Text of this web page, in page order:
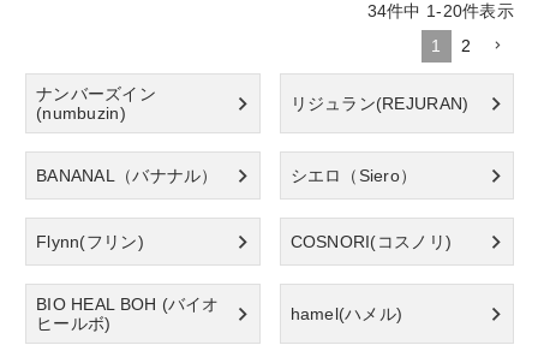
34件中 1-20件表示
1
2
ナンバーズイン
(numbuzin)
リジュラン(REJURAN)
BANANAL（バナナル） シエロ（Siero）
Flynn(フリン) COSNORI(コスノリ)
BIO HEAL BOH (バイオ
ヒールボ)
hamel(ハメル)